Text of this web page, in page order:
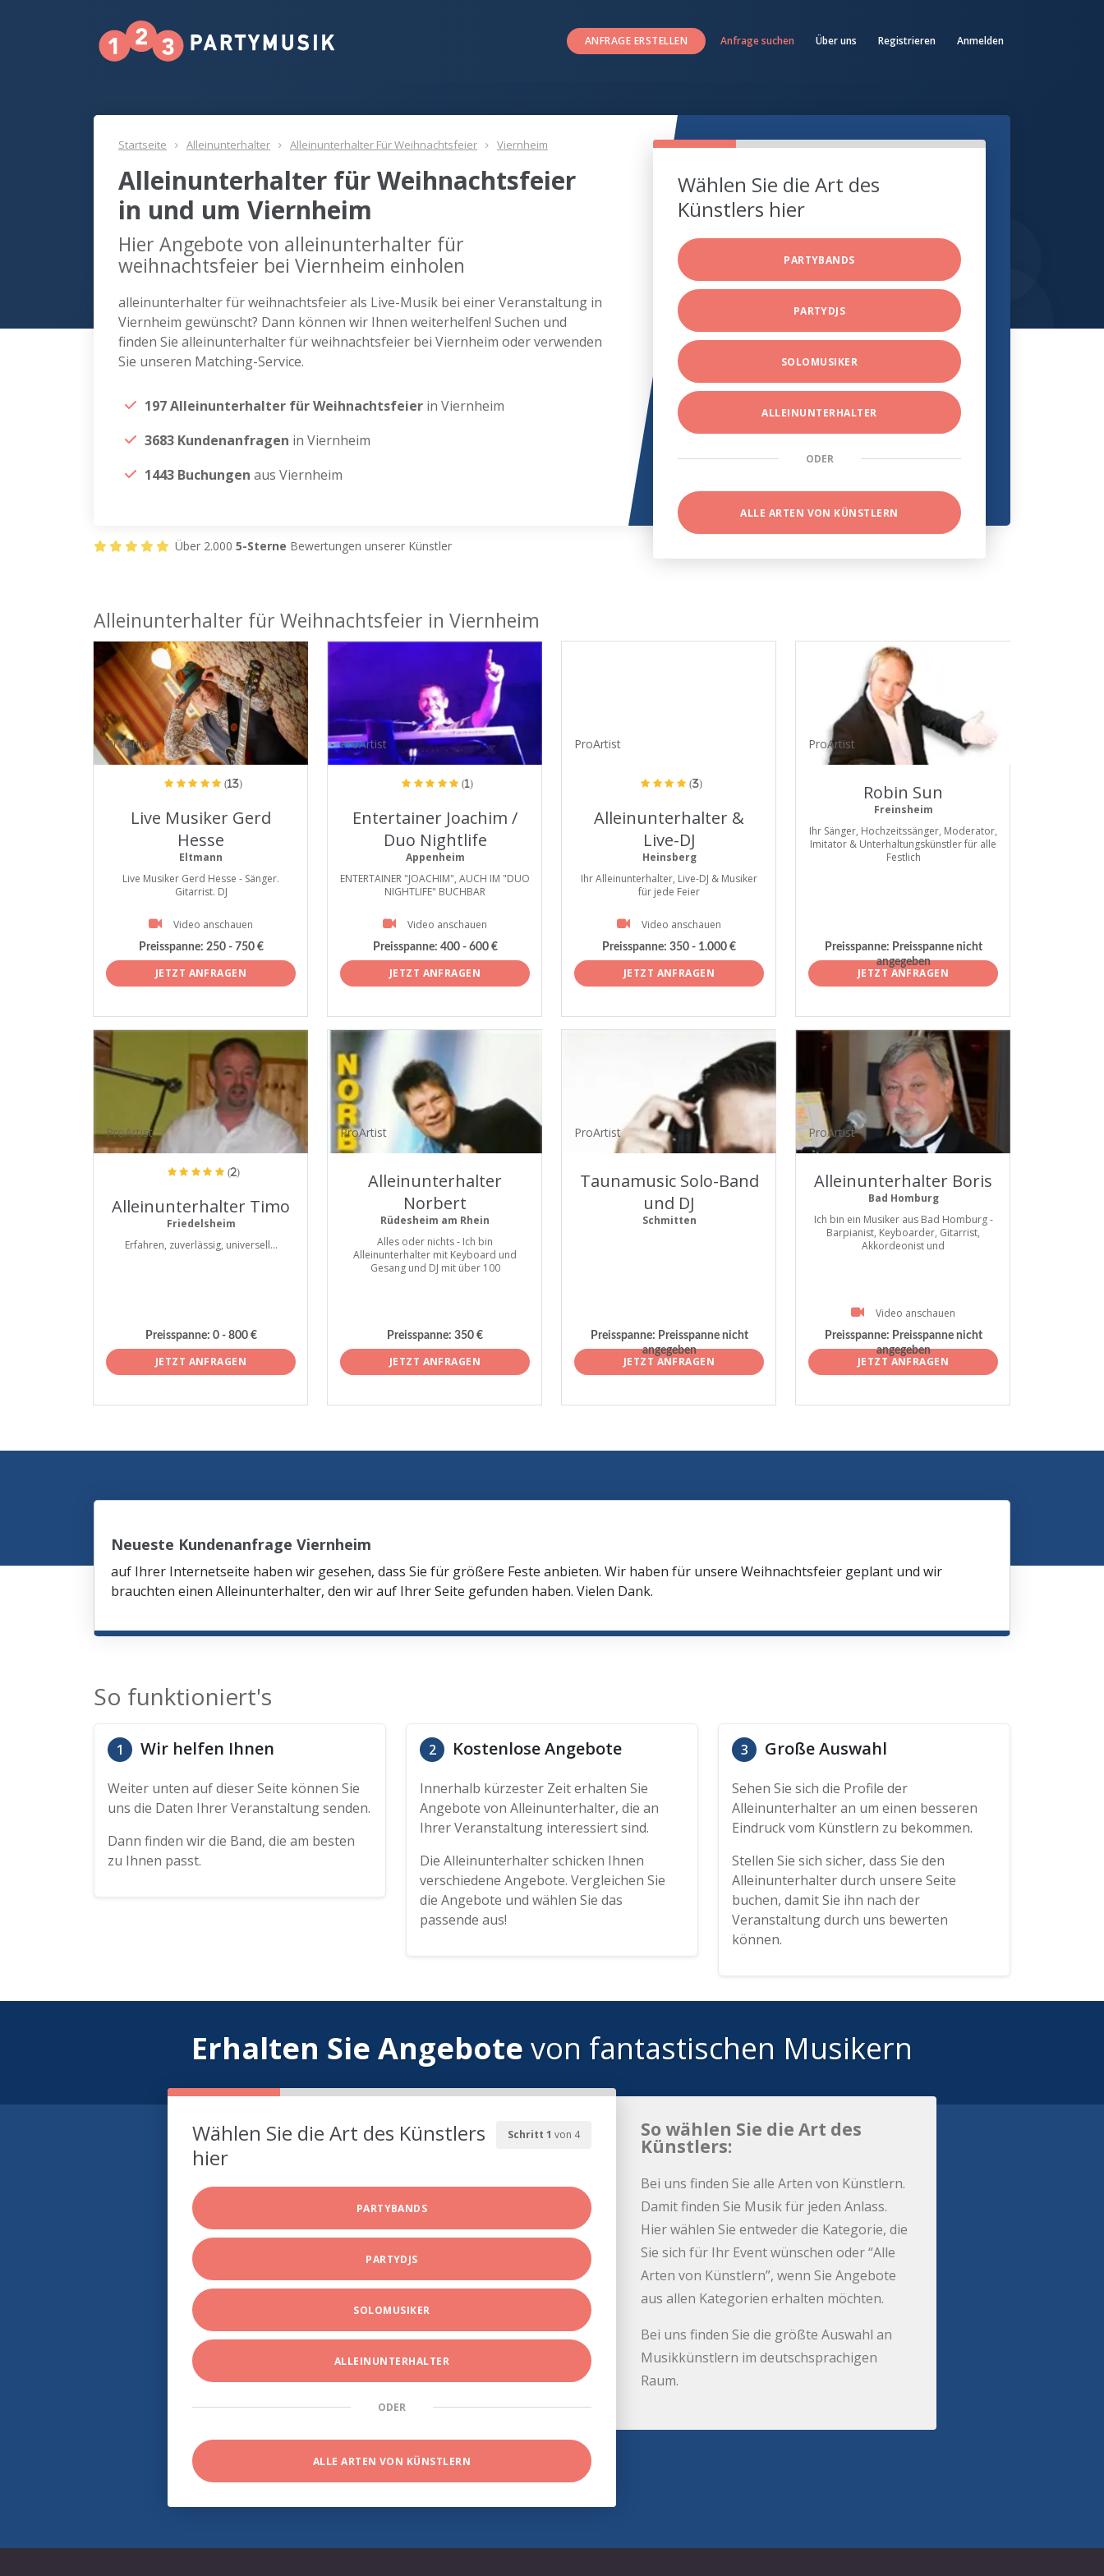
ANFRAGE ERSTELLEN Anfrage suchen Über uns Registrieren Anmelden
Startseite Alleinunterhalter Alleinunterhalter Für Weihnachtsfeier Viernheim
Alleinunterhalter für Weihnachtsfeier
in und um Viernheim
Hier Angebote von alleinunterhalter für
weihnachtsfeier bei Viernheim einholen
alleinunterhalter für weihnachtsfeier als Live-Musik bei einer Veranstaltung in
Viernheim gewünscht? Dann können wir Ihnen weiterhelfen! Suchen und
finden Sie alleinunterhalter für weihnachtsfeier bei Viernheim oder verwenden
Sie unseren Matching-Service.
197 Alleinunterhalter für Weihnachtsfeier in Viernheim
3683 Kundenanfragen in Viernheim
1443 Buchungen aus Viernheim
Wählen Sie die Art des
Künstlers hier
PARTYBANDS
PARTYDJS
SOLOMUSIKER
ALLEINUNTERHALTER
ODER
ALLE ARTEN VON KÜNSTLERN
Über 2.000 5-Sterne Bewertungen unserer Künstler
Alleinunterhalter für Weihnachtsfeier in Viernheim
ProArtist
(13)
Live Musiker Gerd
Hesse
Eltmann
Live Musiker Gerd Hesse - Sänger.
Gitarrist. DJ
Video anschauen
Preisspanne: 250 - 750 €
JETZT ANFRAGEN
ProArtist
(1)
Entertainer Joachim /
Duo Nightlife
Appenheim
ENTERTAINER "JOACHIM", AUCH IM "DUO
NIGHTLIFE" BUCHBAR
Video anschauen
Preisspanne: 400 - 600 €
JETZT ANFRAGEN
ProArtist
(3)
Alleinunterhalter &
Live-DJ
Heinsberg
Ihr Alleinunterhalter, Live-DJ & Musiker
für jede Feier
Video anschauen
Preisspanne: 350 - 1.000 €
JETZT ANFRAGEN
ProArtist
Robin Sun
Freinsheim
Ihr Sänger, Hochzeitssänger, Moderator,
Imitator & Unterhaltungskünstler für alle
Festlich
Preisspanne: Preisspanne nicht
angegeben
JETZT ANFRAGEN
ProArtist
(2)
Alleinunterhalter Timo
Friedelsheim
Erfahren, zuverlässig, universell...
Preisspanne: 0 - 800 €
JETZT ANFRAGEN
ProArtist
Alleinunterhalter
Norbert
Rüdesheim am Rhein
Alles oder nichts - Ich bin
Alleinunterhalter mit Keyboard und
Gesang und DJ mit über 100
Preisspanne: 350 €
JETZT ANFRAGEN
ProArtist
Taunamusic Solo-Band
und DJ
Schmitten
Preisspanne: Preisspanne nicht
angegeben
JETZT ANFRAGEN
ProArtist
Alleinunterhalter Boris
Bad Homburg
Ich bin ein Musiker aus Bad Homburg -
Barpianist, Keyboarder, Gitarrist,
Akkordeonist und
Video anschauen
Preisspanne: Preisspanne nicht
angegeben
JETZT ANFRAGEN
Neueste Kundenanfrage Viernheim
auf Ihrer Internetseite haben wir gesehen, dass Sie für größere Feste anbieten. Wir haben für unsere Weihnachtsfeier geplant und wir
brauchten einen Alleinunterhalter, den wir auf Ihrer Seite gefunden haben. Vielen Dank.
So funktioniert's
1 Wir helfen Ihnen
Weiter unten auf dieser Seite können Sie
uns die Daten Ihrer Veranstaltung senden.
Dann finden wir die Band, die am besten
zu Ihnen passt.
2 Kostenlose Angebote
Innerhalb kürzester Zeit erhalten Sie
Angebote von Alleinunterhalter, die an
Ihrer Veranstaltung interessiert sind.
Die Alleinunterhalter schicken Ihnen
verschiedene Angebote. Vergleichen Sie
die Angebote und wählen Sie das
passende aus!
3 Große Auswahl
Sehen Sie sich die Profile der
Alleinunterhalter an um einen besseren
Eindruck vom Künstlern zu bekommen.
Stellen Sie sich sicher, dass Sie den
Alleinunterhalter durch unsere Seite
buchen, damit Sie ihn nach der
Veranstaltung durch uns bewerten
können.
Erhalten Sie Angebote von fantastischen Musikern
Schritt 1 von 4
Wählen Sie die Art des Künstlers
hier
PARTYBANDS
PARTYDJS
SOLOMUSIKER
ALLEINUNTERHALTER
ODER
ALLE ARTEN VON KÜNSTLERN
So wählen Sie die Art des
Künstlers:
Bei uns finden Sie alle Arten von Künstlern.
Damit finden Sie Musik für jeden Anlass.
Hier wählen Sie entweder die Kategorie, die
Sie sich für Ihr Event wünschen oder “Alle
Arten von Künstlern”, wenn Sie Angebote
aus allen Kategorien erhalten möchten.
Bei uns finden Sie die größte Auswahl an
Musikkünstlern im deutschsprachigen
Raum.